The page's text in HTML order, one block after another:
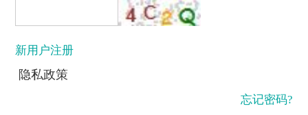
新用户注册
隐私政策
忘记密码?